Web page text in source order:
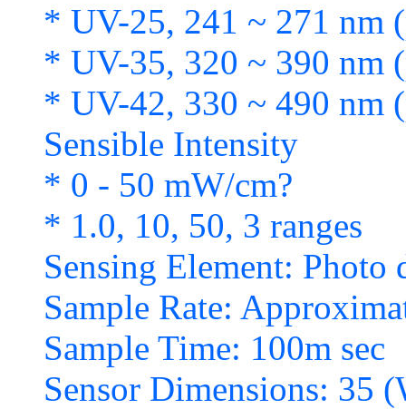
* UV-25, 241 ~ 271 nm
* UV-35, 320 ~ 390 nm
* UV-42, 330 ~ 490 nm
Sensible Intensity
* 0 - 50 mW/cm?
* 1.0, 10, 50, 3 ranges
Sensing Element: Photo
Sample Rate:
Sample Time: 100m sec
Sensor Dimensions: 35